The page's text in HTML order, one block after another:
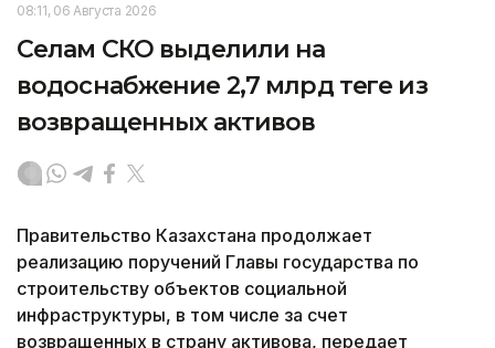
08:11, 06 Августа 2026
Селам СКО выделили на
водоснабжение 2,7 млрд теңге из
возвращенных активов
Правительство Казахстана продолжает
реализацию поручений Главы государства по
строительству объектов социальной
инфраструктуры, в том числе за счет
возвращенных в страну активова, передает